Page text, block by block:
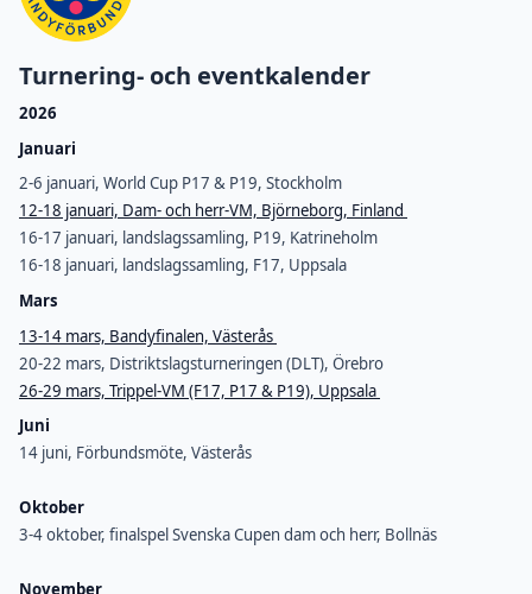
Turnering- och eventkalender
2026
Januari
2-6 januari, World Cup P17 & P19, Stockholm
12-18 januari, Dam- och herr-VM, Björneborg, Finland
16-17 januari, landslagssamling, P19, Katrineholm
16-18 januari, landslagssamling, F17, Uppsala
Mars
13-14 mars, Bandyfinalen, Västerås
20-22 mars, Distriktslagsturneringen (DLT), Örebro
26-29 mars, Trippel-VM (F17, P17 & P19), Uppsala
Juni
14 juni, Förbundsmöte, Västerås
Oktober
3-4 oktober, finalspel Svenska Cupen dam och herr, Bollnäs
November